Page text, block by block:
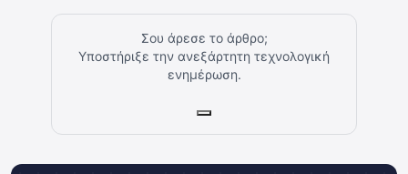
Σου άρεσε το άρθρο;
Υποστήριξε την ανεξάρτητη τεχνολογική
ενημέρωση.